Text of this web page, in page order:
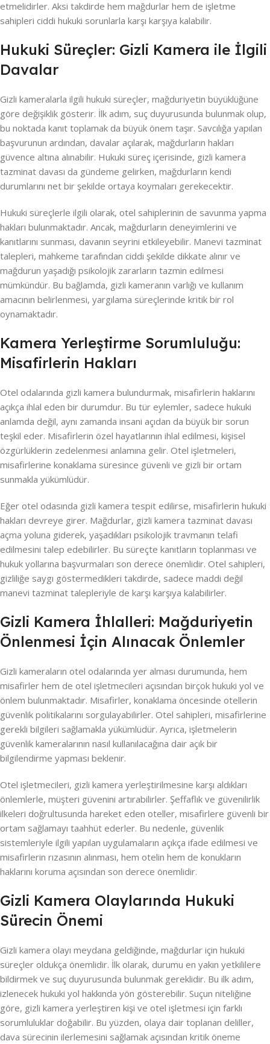
etmelidirler. Aksi takdirde hem mağdurlar hem de işletme
sahipleri ciddi hukuki sorunlarla karşı karşıya kalabilir.
Hukuki Süreçler: Gizli Kamera ile İlgili
Davalar
Gizli kameralarla ilgili hukuki süreçler, mağduriyetin büyüklüğüne
göre değişiklik gösterir. İlk adım, suç duyurusunda bulunmak olup,
bu noktada kanıt toplamak da büyük önem taşır. Savcılığa yapılan
başvurunun ardından, davalar açılarak, mağdurların hakları
güvence altına alınabilir. Hukuki süreç içerisinde, gizli kamera
tazminat davası da gündeme gelirken, mağdurların kendi
durumlarını net bir şekilde ortaya koymaları gerekecektir.
Hukuki süreçlerle ilgili olarak, otel sahiplerinin de savunma yapma
hakları bulunmaktadır. Ancak, mağdurların deneyimlerini ve
kanıtlarını sunması, davanın seyrini etkileyebilir. Manevi tazminat
talepleri, mahkeme tarafından ciddi şekilde dikkate alınır ve
mağdurun yaşadığı psikolojik zararların tazmin edilmesi
mümkündür. Bu bağlamda, gizli kameranın varlığı ve kullanım
amacının belirlenmesi, yargılama süreçlerinde kritik bir rol
oynamaktadır.
Kamera Yerleştirme Sorumluluğu:
Misafirlerin Hakları
Otel odalarında gizli kamera bulundurmak, misafirlerin haklarını
açıkça ihlal eden bir durumdur. Bu tür eylemler, sadece hukuki
anlamda değil, aynı zamanda insani açıdan da büyük bir sorun
teşkil eder. Misafirlerin özel hayatlarının ihlal edilmesi, kişisel
özgürlüklerin zedelenmesi anlamına gelir. Otel işletmeleri,
misafirlerine konaklama süresince güvenli ve gizli bir ortam
sunmakla yükümlüdür.
Eğer otel odasında gizli kamera tespit edilirse, misafirlerin hukuki
hakları devreye girer. Mağdurlar, gizli kamera tazminat davası
açma yoluna giderek, yaşadıkları psikolojik travmanın telafi
edilmesini talep edebilirler. Bu süreçte kanıtların toplanması ve
hukuk yollarına başvurmaları son derece önemlidir. Otel sahipleri,
gizliliğe saygı göstermedikleri takdirde, sadece maddi değil
manevi tazminat talepleriyle de karşı karşıya kalabilirler.
Gizli Kamera İhlalleri: Mağduriyetin
Önlenmesi İçin Alınacak Önlemler
Gizli kameraların otel odalarında yer alması durumunda, hem
misafirler hem de otel işletmecileri açısından birçok hukuki yol ve
önlem bulunmaktadır. Misafirler, konaklama öncesinde otellerin
güvenlik politikalarını sorgulayabilirler. Otel sahipleri, misafirlerine
gerekli bilgileri sağlamakla yükümlüdür. Ayrıca, işletmelerin
güvenlik kameralarının nasıl kullanılacağına dair açık bir
bilgilendirme yapması beklenir.
Otel işletmecileri, gizli kamera yerleştirilmesine karşı aldıkları
önlemlerle, müşteri güvenini artırabilirler. Şeffaflık ve güvenilirlik
ilkeleri doğrultusunda hareket eden oteller, misafirlere güvenli bir
ortam sağlamayı taahhüt ederler. Bu nedenle, güvenlik
sistemleriyle ilgili yapılan uygulamaların açıkça ifade edilmesi ve
misafirlerin rızasının alınması, hem otelin hem de konukların
haklarını koruma açısından son derece önemlidir.
Gizli Kamera Olaylarında Hukuki
Sürecin Önemi
Gizli kamera olayı meydana geldiğinde, mağdurlar için hukuki
süreçler oldukça önemlidir. İlk olarak, durumu en yakın yetkililere
bildirmek ve suç duyurusunda bulunmak gereklidir. Bu ilk adım,
izlenecek hukuki yol hakkında yön gösterebilir. Suçun niteliğine
göre, gizli kamera yerleştiren kişi ve otel işletmesi için farklı
sorumluluklar doğabilir. Bu yüzden, olaya dair toplanan deliller,
dava sürecinin ilerlemesini sağlamak açısından kritik öneme